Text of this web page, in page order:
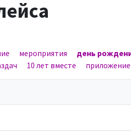
мероприятия день
10 лет вместе приложение